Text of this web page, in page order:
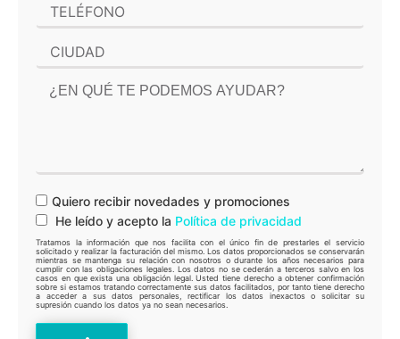
Quiero recibir novedades y promociones
He leído y acepto la Política de privacidad
Tratamos la información que nos facilita con el único fin de prestarles el servicio
solicitado y realizar la facturación del mismo. Los datos proporcionados se conservarán
mientras se mantenga su relación con nosotros o durante los años necesarios para
cumplir con las obligaciones legales. Los datos no se cederán a terceros salvo en los
casos en que exista una obligación legal. Usted tiene derecho a obtener confirmación
sobre si estamos tratando correctamente sus datos facilitados, por tanto tiene derecho
a acceder a sus datos personales, rectificar los datos inexactos o solicitar su
supresión cuando los datos ya no sean necesarios.